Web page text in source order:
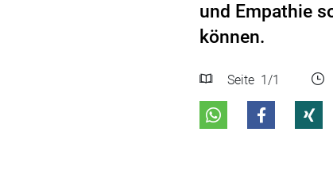
und Empathie
können.
Seite 1 /1